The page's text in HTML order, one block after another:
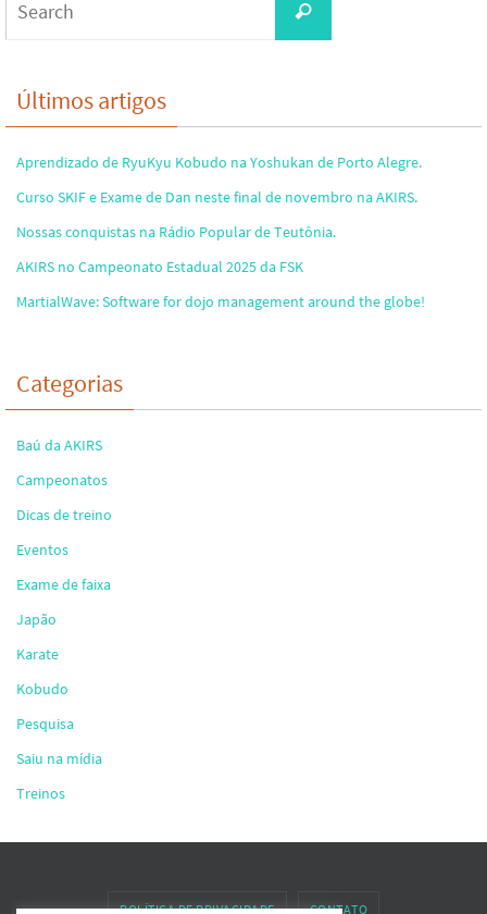
Search
Últimos artigos
Aprendizado de RyuKyu Kobudo na Yoshukan de Porto Alegre.
Curso SKIF e Exame de Dan neste final de novembro na AKIRS.
Nossas conquistas na Rádio Popular de Teutônia.
AKIRS no Campeonato Estadual 2025 da FSK
MartialWave: Software for dojo management around the globe!
Categorias
Baú da AKIRS
Campeonatos
Dicas de treino
Eventos
Exame de faixa
Japão
Karate
Kobudo
Pesquisa
Saiu na mídia
Treinos
POLÍTICA DE PRIVACIDADE CONTATO